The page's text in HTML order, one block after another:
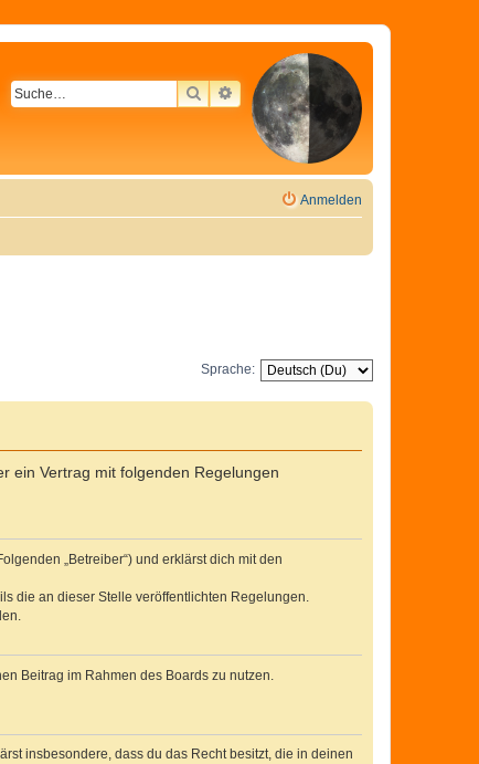
SUCHEERWEITERTE SUCHE
Anmelden
Sprache:
ein Vertrag mit folgenden Regelungen
„Betreiber“) und erklärst dich mit den
die an dieser Stelle veröffentlichten Regelungen.
Beitrag im Rahmen des Boards zu nutzen.
insbesondere, dass du das Recht besitzt, die in deinen